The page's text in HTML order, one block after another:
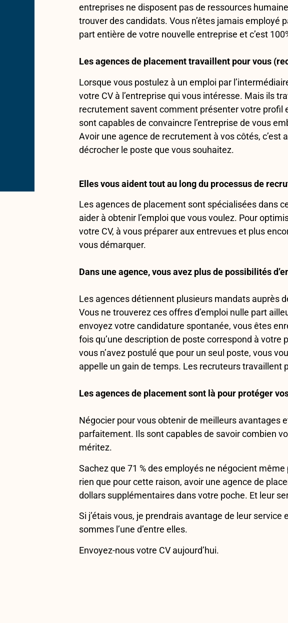
entreprises ne disposent pas de ressources
trouver des candidats. Vous n’êtes jamais employé
part entière de votre nouvelle entreprise et c’est
Les agences de placement travaillent pour vous
Lorsque vous postulez à un emploi par
votre CV à l’entreprise qui vous intéresse. Mais ils
recrutement savent comment présenter votre
sont capables de convaincre l’entreprise de vous
Avoir une agence de recrutement à vos côtés, c’est
décrocher le poste que vous souhaitez.
Elles vous aident tout au long du processus de
Les agences de placement sont spécialisées dans
aider à obtenir l’emploi que vous voulez. Pour
votre CV, à vous préparer aux entrevues et plus
vous démarquer.
Dans une agence, vous avez plus de possibilités
Les agences détiennent plusieurs mandats auprès
Vous ne trouverez ces offres d’emploi nulle part
envoyez votre candidature spontanée, vous êtes
fois qu’une description de poste correspond à
vous n’avez postulé que pour un seul poste, vous
appelle un gain de temps. Les recruteurs travaillent
Les agences de placement sont là pour protéger
Négocier pour vous obtenir de meilleurs avantages
parfaitement. Ils sont capables de savoir combien
méritez.
Sachez que 71 % des employés ne négocient
rien que pour cette raison, avoir une agence de
dollars supplémentaires dans votre poche. Et leur
Si j’étais vous, je prendrais avantage de leur service
sommes l’une d’entre elles.
Envoyez-nous votre CV aujourd’hui.